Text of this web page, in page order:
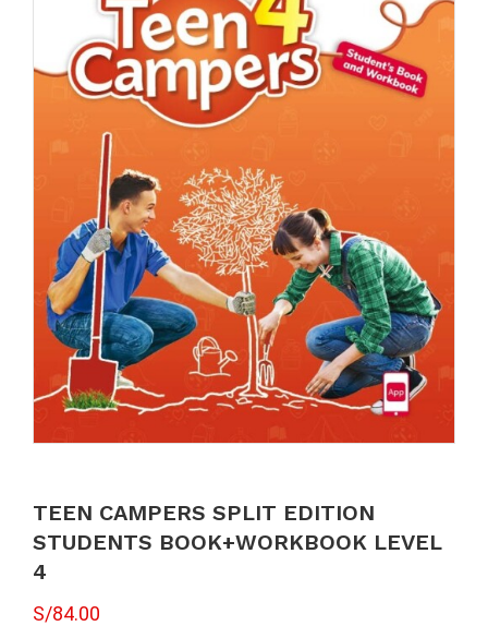
TEEN CAMPERS SPLIT EDITION
STUDENTS BOOK+WORKBOOK LEVEL
4
S/84.00